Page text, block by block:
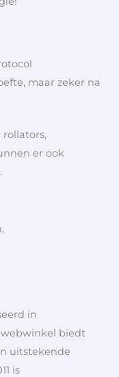
maar zeker na
rollators,
er ook
in
biedt
uitstekende
is